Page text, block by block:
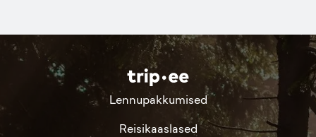
Lennupakkumised
Reisikaaslased